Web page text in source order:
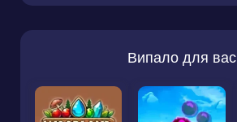
Випало для вас